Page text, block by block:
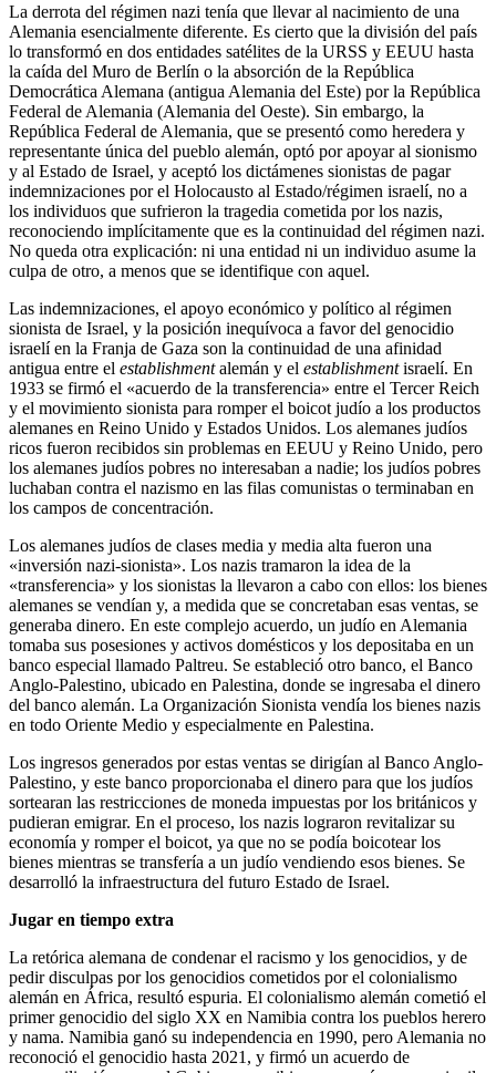
La derrota del régimen nazi tenía que llevar al nacimiento de una
Alemania esencialmente diferente. Es cierto que la división del país
lo transformó en dos entidades satélites de la URSS y EEUU hasta
la caída del Muro de Berlín o la absorción de la República
Democrática Alemana (antigua Alemania del Este) por la República
Federal de Alemania (Alemania del Oeste). Sin embargo, la
República Federal de Alemania, que se presentó como heredera y
representante única del pueblo alemán, optó por apoyar al sionismo
y al Estado de Israel, y aceptó los dictámenes sionistas de pagar
indemnizaciones por el Holocausto al Estado/régimen israelí, no a
los individuos que sufrieron la tragedia cometida por los nazis,
reconociendo implícitamente que es la continuidad del régimen nazi.
No queda otra explicación: ni una entidad ni un individuo asume la
culpa de otro, a menos que se identifique con aquel.
Las indemnizaciones, el apoyo económico y político al régimen
sionista de Israel, y la posición inequívoca a favor del genocidio
israelí en la Franja de Gaza son la continuidad de una afinidad
antigua entre el establishmentalemán y el establishmentisraelí. En
1933 se firmó el «acuerdo de la transferencia» entre el Tercer Reich
y el movimiento sionista para romper el boicot judío a los productos
alemanes en Reino Unido y Estados Unidos. Los alemanes judíos
ricos fueron recibidos sin problemas en EEUU y Reino Unido, pero
los alemanes judíos pobres no interesaban a nadie; los judíos pobres
luchaban contra el nazismo en las filas comunistas o terminaban en
los campos de concentración.
Los alemanes judíos de clases media y media alta fueron una
«inversión nazi-sionista». Los nazis tramaron la idea de la
«transferencia» y los sionistas la llevaron a cabo con ellos: los bienes
alemanes se vendían y, a medida que se concretaban esas ventas, se
generaba dinero. En este complejo acuerdo, un judío en Alemania
tomaba sus posesiones y activos domésticos y los depositaba en un
banco especial llamado Paltreu. Se estableció otro banco, el Banco
Anglo-Palestino, ubicado en Palestina, donde se ingresaba el dinero
del banco alemán. La Organización Sionista vendía los bienes nazis
en todo Oriente Medio y especialmente en Palestina.
Los ingresos generados por estas ventas se dirigían al Banco Anglo-
Palestino, y este banco proporcionaba el dinero para que los judíos
sortearan las restricciones de moneda impuestas por los británicos y
pudieran emigrar. En el proceso, los nazis lograron revitalizar su
economía y romper el boicot, ya que no se podía boicotear los
bienes mientras se transfería a un judío vendiendo esos bienes. Se
desarrolló la infraestructura del futuro Estado de Israel.
Jugar en tiempo extra
La retórica alemana de condenar el racismo y los genocidios, y de
pedir disculpas por los genocidios cometidos por el colonialismo
alemán en África, resultó espuria. El colonialismo alemán cometió el
primer genocidio del siglo XX en Namibia contra los pueblos herero
y nama. Namibia ganó su independencia en 1990, pero Alemania no
reconoció el genocidio hasta 2021, y firmó un acuerdo de